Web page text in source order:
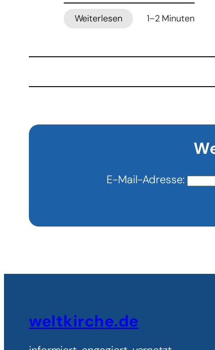
Weiterlesen
:
2026:
religiösen
einen
1–2 Minuten
E-Mail-Adresse:
weltkirche.de